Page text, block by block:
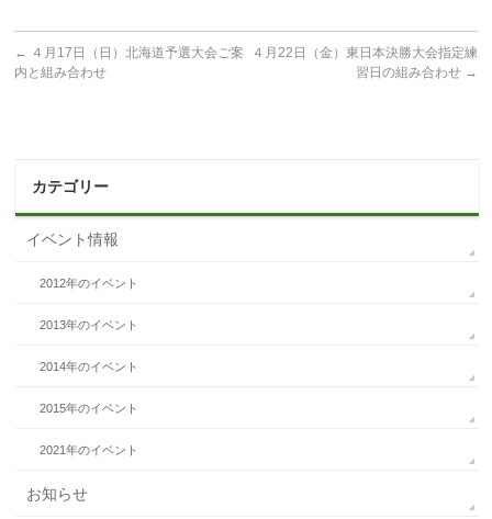
← ４月17日（日）北海道予選大会ご案
内と組み合わせ
４月22日（金）東日本決勝大会指定練
習日の組み合わせ →
カテゴリー
イベント情報
2012年のイベント
2013年のイベント
2014年のイベント
2015年のイベント
2021年のイベント
お知らせ